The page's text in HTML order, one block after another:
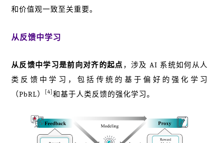
和价值观一致至关重要。
从反馈中学习
从反馈中学习是前向对齐的起点 ，涉及 AI 系统如何从人
类反馈中学习，包括传统的基于偏好的强化学习
（PbRL）
[4] 和基于人类反馈的强化学习。